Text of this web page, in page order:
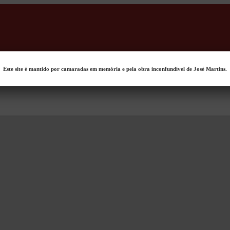
Este site é mantido por camaradas em memória e pela obra inconfundível de José Martins.